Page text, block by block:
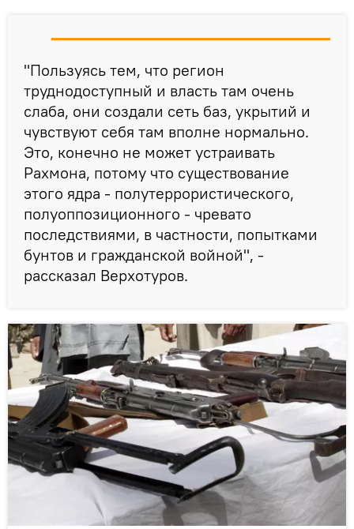
"Пользуясь тем, что регион
труднодоступный и власть там очень
слаба, они создали сеть баз, укрытий и
чувствуют себя там вполне нормально.
Это, конечно не может устраивать
Рахмона, потому что существование
этого ядра - полутеррористического,
полуоппозиционного - чревато
последствиями, в частности, попытками
бунтов и гражданской войной", -
рассказал Верхотуров.